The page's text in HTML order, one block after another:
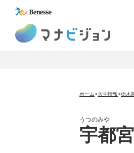
ホーム>大学情報>栃木
うつのみや
宇都